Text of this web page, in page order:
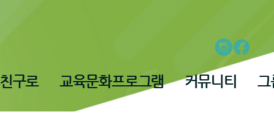
친구로 교육문화프로그램 커뮤니티 그